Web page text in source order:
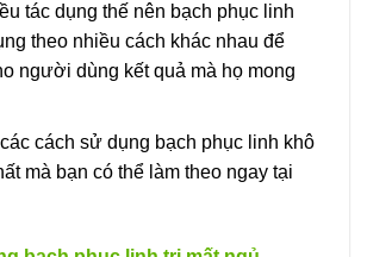
tác dụng thế nên bạch phục linh
theo nhiều cách khác nhau để
người dùng kết quả mà họ mong
cách sử dụng bạch phục linh khô
mà bạn có thể làm theo ngay tại